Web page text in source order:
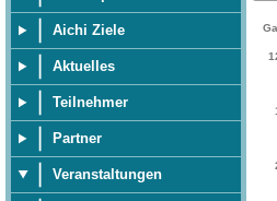
Aichi Ziele
Aktuelles
Teilnehmer
Partner
Veranstaltungen